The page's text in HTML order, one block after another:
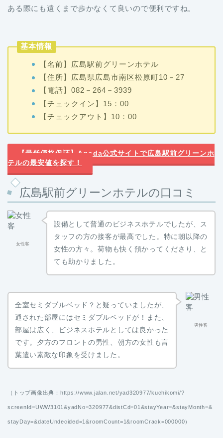
ある際にも遠くまで歩かなくて良いので便利ですね。
基本情報
【名前】広島駅前グリーンホテル
【住所】広島県広島市南区松原町10－27
【電話】082－264－3939
【チェックイン】15：00
【チェックアウト】10：00
【最低価格保証】Agoda公式サイトで広島駅前グリーンホ
テルの最安値を探す！
広島駅前グリーンホテルの口コミ
女性客
設備として普通のビジネスホテルでしたが、ス
タッフの方の接客が最高でした。特に朝以降の
女性の方々。荷物も快く預かってくださり、と
ても助かりました。
男性客
全室セミダブルベッド？と疑っていましたが、
通された部屋にはセミダブルベッドが！また、
部屋は広く、ビジネスホテルとしては良かった
です。夕方のフロントの男性、朝方の女性も言
葉遣い素敵な印象を受けました。
（トップ画像出典：https://www.jalan.net/yad320977/kuchikomi/?
screenId=UWW3101&yadNo=320977&distCd=01&stayYear=&stayMonth=&
stayDay=&dateUndecided=1&roomCount=1&roomCrack=000000）